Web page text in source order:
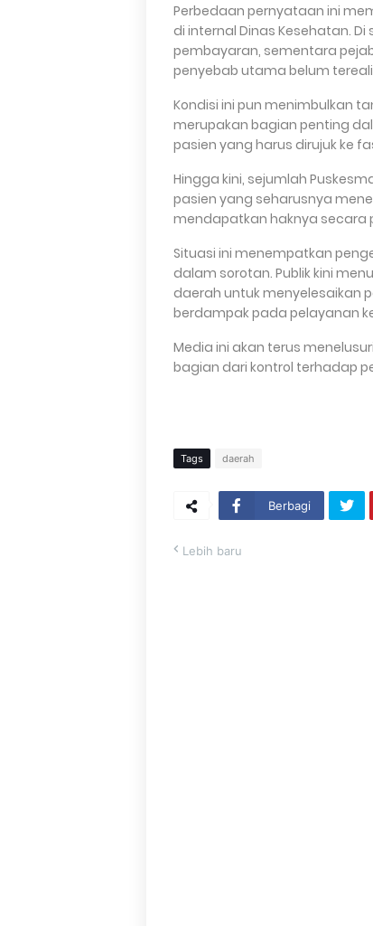
Perbedaan pernyataan ini
di internal Dinas Kesehatan.
pembayaran, sementara
penyebab utama belum
Kondisi ini pun menimbulkan
merupakan bagian penting
pasien yang harus dirujuk ke
Hingga kini, sejumlah
pasien yang seharusnya
mendapatkan haknya secara
Situasi ini menempatkan
dalam sorotan. Publik kini
daerah untuk menyelesaikan
berdampak pada pelayanan
Media ini akan terus
bagian dari kontrol terhadap
Tags daerah
Berbagi
Lebih baru